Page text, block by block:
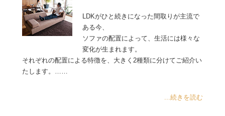
LDKがひと続きになった間取りが主流で
ある今、
ソファの配置によって、生活には様々な
変化が生まれます。
それぞれの配置による特徴を、大きく2種類に分けてご紹介い
たします。……
...続きを読む